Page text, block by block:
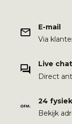
E-mail
Via
Live chat
Direct
24
Bekijk